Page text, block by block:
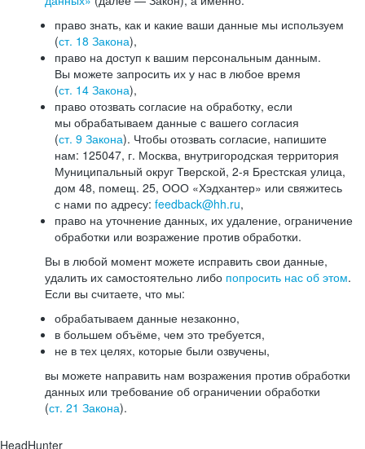
право знать, как и какие ваши данные мы используем
(ст. 18 Закона),
право на доступ к вашим персональным данным.
Вы можете запросить их у нас в любое время
(ст. 14 Закона),
право отозвать согласие на обработку, если
мы обрабатываем данные с вашего согласия
(ст. 9 Закона). Чтобы отозвать согласие, напишите
нам: 125047, г. Москва, внутригородская территория
Муниципальный округ Тверской, 2-я Брестская улица,
дом 48, помещ. 25, ООО «Хэдхантер» или свяжитесь
с нами по адресу: feedback@hh.ru,
право на уточнение данных, их удаление, ограничение
обработки или возражение против обработки.
Вы в любой момент можете исправить свои данные,
удалить их самостоятельно либо попросить нас об этом.
Если вы считаете, что мы:
обрабатываем данные незаконно,
в большем объёме, чем это требуется,
не в тех целях, которые были озвучены,
вы можете направить нам возражения против обработки
данных или требование об ограничении обработки
(ст. 21 Закона).
HeadHunter